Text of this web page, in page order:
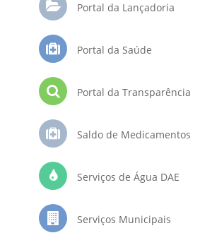
Portal da Lançadoria
Portal da Saúde
Portal da Transparência
Saldo de Medicamentos
Serviços de Água DAE
Serviços Municipais